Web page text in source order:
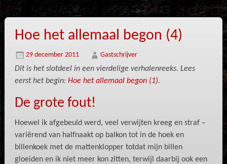
Hoe het allemaal begon (4)
29 december 2011 Gastschrijver
Dit is het slotdeel in een vierdelige verhalenreeks. Lees
eerst het begin: Hoe het allemaal begon (1).
De grote fout!
Hoewel ik afgebeuld werd, veel verwijten kreeg en straf –
variërend van halfnaakt op balkon tot in de hoek en
billenkoek met de mattenklopper totdat mijn billen
gloeiden en ik niet meer kon zitten, terwijl daarbij ook een